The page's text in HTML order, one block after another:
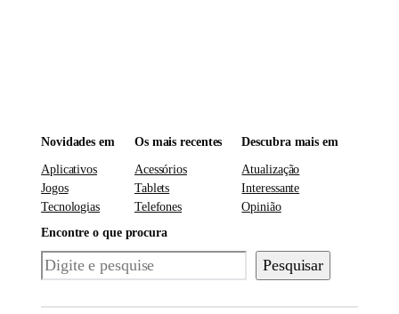
Novidades em
Aplicativos
Jogos
Tecnologias
Os mais recentes
Acessórios
Tablets
Telefones
Descubra mais em
Atualização
Interessante
Opinião
Encontre o que procura
Pesquisar Pesquisar